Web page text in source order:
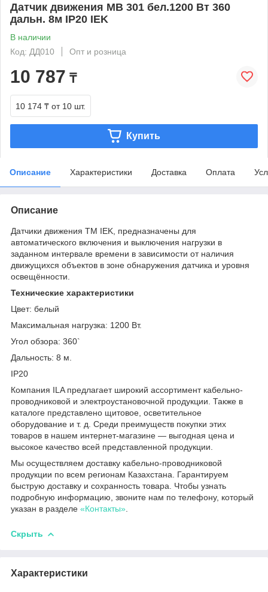
Датчик движения МВ 301 бел.1200 Вт 360
дальн. 8м IP20 IEK
В наличии
Код: ДД010
Опт и розница
10 787 ₸
10 174 ₸ от 10 шт.
Купить
Описание Характеристики Доставка Оплата
Описание
Датчики движения ТМ IEK, предназначены для
автоматического включения и выключения нагрузки в
заданном интервале времени в зависимости от наличия
движущихся объектов в зоне обнаружения датчика и уровня
освещённости.
Технические характеристики
Цвет: белый
Максимальная нагрузка: 1200 Вт.
Угол обзора: 360`
Дальность: 8 м.
IP20
Компания ILA предлагает широкий ассортимент кабельно-
проводниковой и электроустановочной продукции. Также в
каталоге представлено щитовое, осветительное
оборудование и т. д. Среди преимуществ покупки этих
товаров в нашем интернет-магазине — выгодная цена и
высокое качество всей представленной продукции.
Мы осуществляем доставку кабельно-проводниковой
продукции по всем регионам Казахстана. Гарантируем
быструю доставку и сохранность товара. Чтобы узнать
подробную информацию, звоните нам по телефону, который
указан в разделе «Контакты»
Скрыть
Характеристики